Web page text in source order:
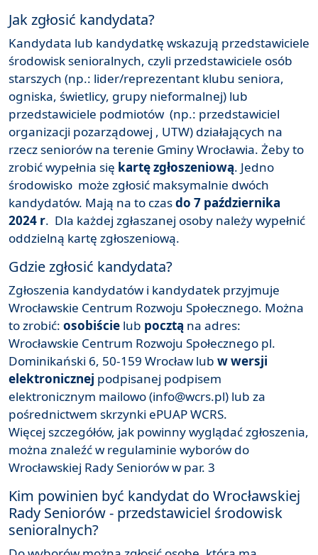
Jak zgłosić kandydata?
Kandydata lub kandydatkę wskazują przedstawiciele
środowisk senioralnych, czyli przedstawiciele osób
starszych (np.: lider/reprezentant klubu seniora,
ogniska, świetlicy, grupy nieformalnej) lub
przedstawiciele podmiotów (np.: przedstawiciel
organizacji pozarządowej , UTW) działających na
rzecz seniorów na terenie Gminy Wrocławia. Żeby to
zrobić wypełnia się kartę zgłoszeniową. Jedno
środowisko może zgłosić maksymalnie dwóch
kandydatów. Mają na to czasdo 7 października
2024 r. Dla każdej zgłaszanej osoby należy wypełnić
oddzielną kartę zgłoszeniową.
Gdzie zgłosić kandydata?
Zgłoszenia kandydatów i kandydatek przyjmuje
Wrocławskie Centrum Rozwoju Społecznego. Można
to zrobić: osobiście lub pocztą na adres:
Wrocławskie Centrum Rozwoju Społecznego pl.
Dominikański 6, 50-159 Wrocław lub w wersji
elektronicznej podpisanej podpisem
elektronicznym mailowo (info@wcrs.pl) lub za
pośrednictwem skrzynki ePUAP WCRS.
Więcej szczegółów, jak powinny wyglądać zgłoszenia,
można znaleźć wregulaminie wyborów do
Wrocławskiej Rady Seniorów w par. 3
Kim powinien być kandydat do Wrocławskiej
Rady Seniorów - przedstawiciel środowisk
senioralnych?